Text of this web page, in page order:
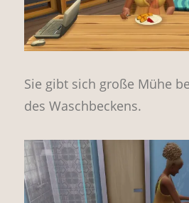
Sie gibt sich große Mühe
des Waschbeckens.